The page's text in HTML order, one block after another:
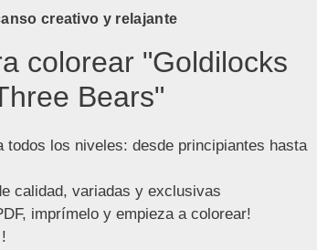
creativo y relajante
colorear "Goldilocks
Bears"
todos los niveles: desde principiantes hasta
calidad, variadas y exclusivas
imprímelo y empieza a colorear!